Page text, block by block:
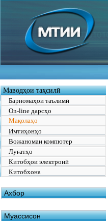
Маводҳои таҳсилӣ
Барномаҳои таълимӣ
On-line дарсҳо
Мақолаҳо
Имтиҳонҳо
Вожаномаи компютер
Луғатҳо
Китобҳои электронӣ
Китобхона
Ахбор
Муассисон